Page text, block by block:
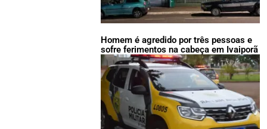
Homem é agredido por três pessoas e
sofre ferimentos na cabeça em Ivaiporã